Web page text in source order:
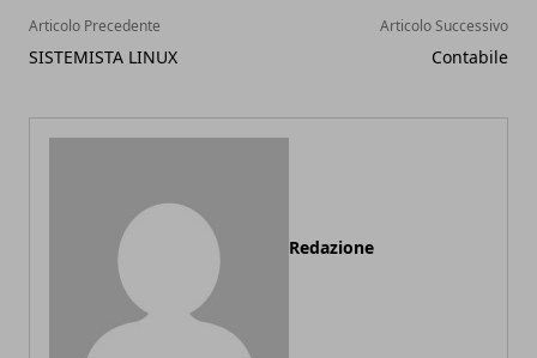
Articolo Precedente
SISTEMISTA LINUX
Articolo Successivo
Contabile
Redazione